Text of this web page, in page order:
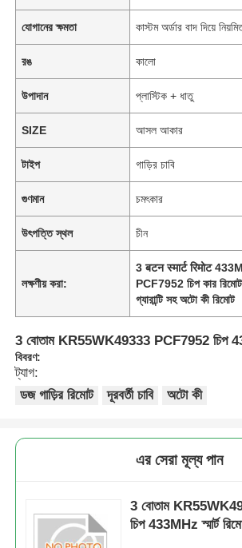
যোগানের ক্ষমতা কাস্টম অর্ডার বাদ দিয়ে
রঙ কালো
উপাদান প্লাস্টিক + ধাতু
SIZE আসল আকার
টাইপ গাড়ির চাবি
গুণমান চমৎকার
উৎপত্তি স্থল চীন
লক্ষণীয় করা:
3 बटन स्मार्ट रिमोट
PCF7952 চিপ কার রিমোট
গ্যারান্টি সহ অটো কী রিমোট
3 বোতাম KR55WK49333 PCF7952 চিপ
বিবরণ:
ট্যাগ:
ডজ গাড়ির রিমোট
দূরবর্তী চাবি অটো কী
এর সেরা মূল্য পান
3 বোতাম
চিপ 433MHz স্মার্ট